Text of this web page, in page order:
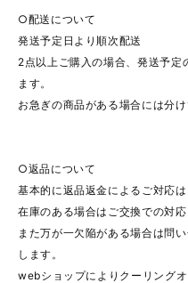
○配送について
発送予定日より順次配送
2点以上ご購入の場合、発送予定
ます。
お急ぎの商品がある場合には分
○返品について
基本的に返品返金によるご対応は
在庫のある場合はご交換での対応
また万が一欠陥がある場合は問
します。
webショップによりクーリングオ